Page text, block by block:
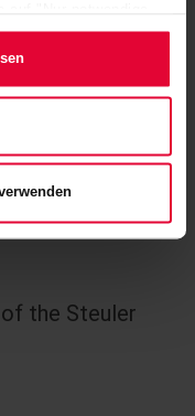
der Möglichkeit,
zu widerrufen)
.
of the Steuler